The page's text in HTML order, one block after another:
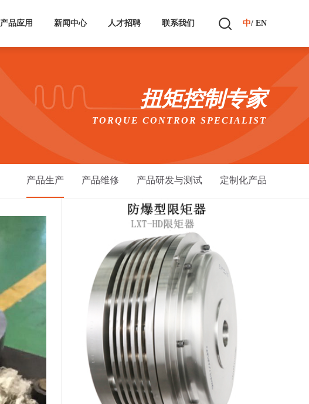
产品应用 新闻中心 人才招聘 联系我们 中/ EN
扭矩控制专家
TORQUE CONTROR SPECIALIST
产品生产 产品维修 产品研发与测试 定制化产品